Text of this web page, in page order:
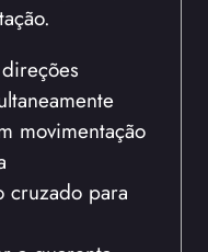
movimentação
cruzado para